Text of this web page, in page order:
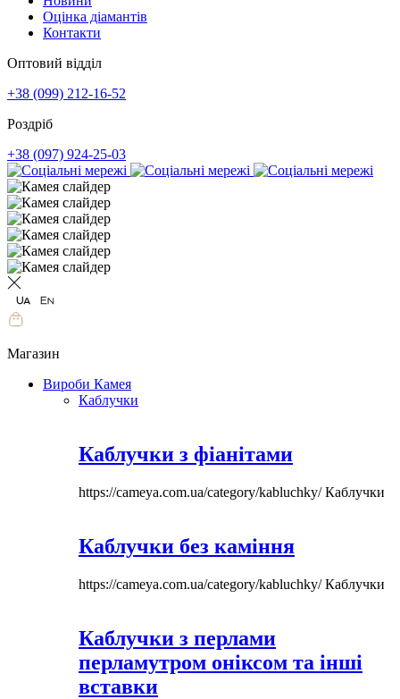
Оцінка діамантів
Контакти
Оптовий відділ
+38 (099) 212-16-52
Роздріб
+38 (097) 924-25-03
Магазин
Вироби Камея
Каблучки
Каблучки з фіанітами
https://cameya.com.ua/category/kabluchky/Каблучки
Каблучки без каміння
https://cameya.com.ua/category/kabluchky/Каблучки
Каблучки з перлами
перламутром оніксом та інші
вставки